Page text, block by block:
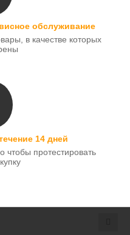
обслуживание
в качестве которых
14 дней
чтобы протестировать